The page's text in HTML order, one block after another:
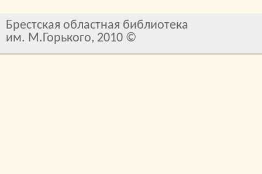
Брестская областная библиотека
им. М.Горького, 2010 ©